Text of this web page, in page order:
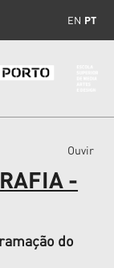
EN PT
Ouvir
-
do